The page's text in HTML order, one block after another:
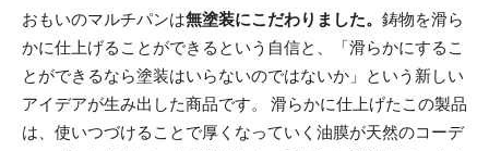
おもいのマルチパンは無塗装にこだわりました。 鋳物を滑ら
かに仕上げることができるという自信と、「滑らかにするこ
とができるなら塗装はいらないのではないか」という新しい
アイデアが生み出した商品です。 滑らかに仕上げたこの製品
は、使いつづけることで厚くなっていく油膜が天然のコーデ